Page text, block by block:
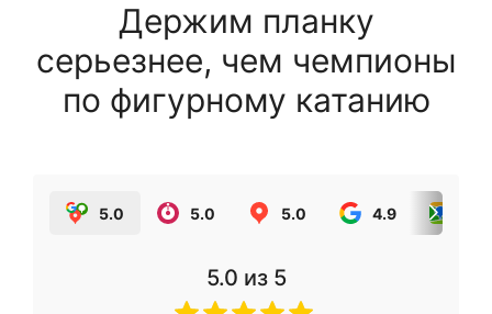
Держим планку
серьезнее, чем чемпионы
по фигурному катанию
5.0 5.0 5.0 4.9
5.0 из 5